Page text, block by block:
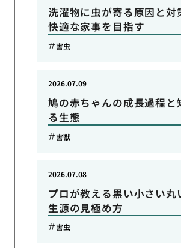
洗濯物に虫が寄る原因と対
快適な家事を目指す
害虫
鳩の赤ちゃんの成長過程と
る生態
2026.07.09
害獣
プロが教える黒い小さい丸
生源の見極め方
2026.07.08
害虫